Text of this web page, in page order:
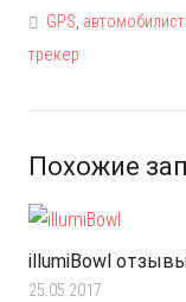
GPS,
трекер
Похожие
illumiBowl
25.05.2017